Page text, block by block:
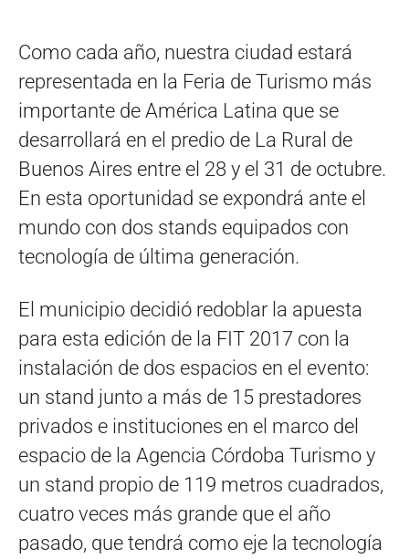
Como cada año, nuestra ciudad estará
representada en la Feria de Turismo más
importante de América Latina que se
desarrollará en el predio de La Rural de
Buenos Aires entre el 28 y el 31 de octubre.
En esta oportunidad se expondrá ante el
mundo con dos stands equipados con
tecnología de última generación.
El municipio decidió redoblar la apuesta
para esta edición de la FIT 2017 con la
instalación de dos espacios en el evento:
un stand junto a más de 15 prestadores
privados e instituciones en el marco del
espacio de la Agencia Córdoba Turismo y
un stand propio de 119 metros cuadrados,
cuatro veces más grande que el año
pasado, que tendrá como eje la tecnología